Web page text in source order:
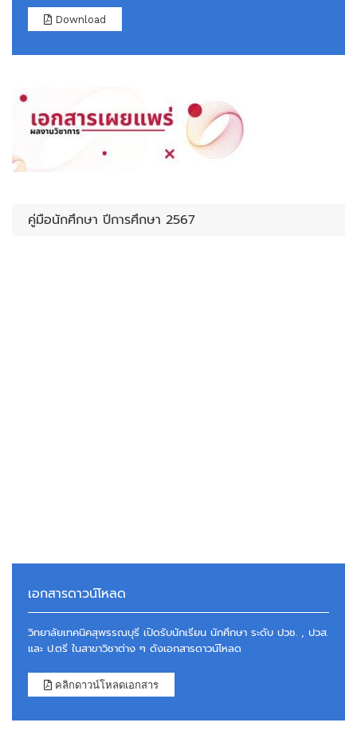
Download
คู่มือนักศึกษา ปีการศึกษา 2567
เอกสารดาวน์โหลด
วิทยาลัยเทคนิคสุพรรณบุรี เปิดรับนักเรียน นักศึกษา ระดับ ปวช. , ปวส.
และ ป.ตรี ในสาขาวิชาต่าง ๆ ดังเอกสารดาวน์โหลด
คลิกดาวน์โหลดเอกสาร